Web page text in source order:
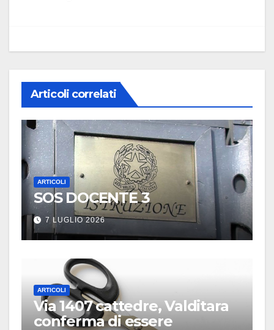
Articoli correlati
ARTICOLI
SOS DOCENTE 3
7 LUGLIO 2026
ARTICOLI
Via 1407 cattedre, Valditara
conferma di essere